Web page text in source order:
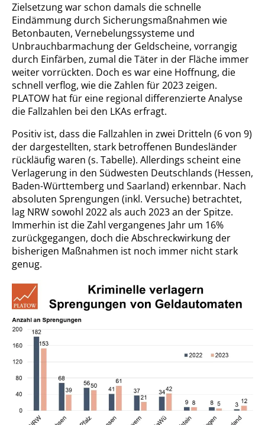
Zielsetzung war schon damals die schnelle
Eindämmung durch Sicherungsmaßnahmen wie
Betonbauten, Vernebelungssysteme und
Unbrauchbarmachung der Geldscheine, vorrangig
durch Einfärben, zumal die Täter in der Fläche immer
weiter vorrückten. Doch es war eine Hoffnung, die
schnell verflog, wie die Zahlen für 2023 zeigen.
PLATOW hat für eine regional differenzierte Analyse
die Fallzahlen bei den LKAs erfragt.
Positiv ist, dass die Fallzahlen in zwei Dritteln (6 von 9)
der dargestellten, stark betroffenen Bundesländer
rückläufig waren (s. Tabelle). Allerdings scheint eine
Verlagerung in den Südwesten Deutschlands (Hessen,
Baden-Württemberg und Saarland) erkennbar. Nach
absoluten Sprengungen (inkl. Versuche) betrachtet,
lag NRW sowohl 2022 als auch 2023 an der Spitze.
Immerhin ist die Zahl vergangenes Jahr um 16%
zurückgegangen, doch die Abschreckwirkung der
bisherigen Maßnahmen ist noch immer nicht stark
genug.